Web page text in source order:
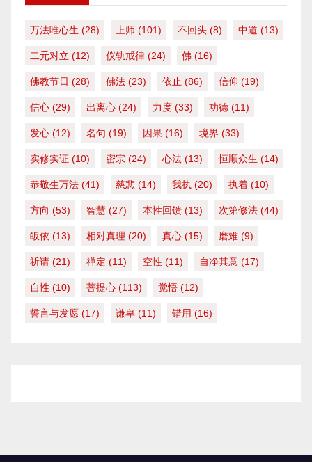
万法唯心生 (28) 上师 (101) 不回头 (8) 中道 (13)
二元对立 (12) 仪轨戒律 (24) 佛 (16)
佛教节日 (28) 佛法 (23) 依止 (86) 信仰 (19)
信心 (29) 出离心 (24) 力度 (33) 功德 (11)
发心 (12) 名句 (19) 因果 (16) 境界 (33)
实修实证 (10) 密宗 (24) 心法 (13) 恒顺众生 (14)
恭敬生万法 (41) 慈悲 (14) 我执 (20) 执着 (10)
方向 (53) 智慧 (27) 本性回馈 (13) 次第修法 (44)
皈依 (13) 相对真理 (20) 真心 (15) 磨难 (9)
祈请 (21) 禅定 (11) 空性 (11) 自净其意 (17)
自性 (10) 菩提心 (113) 觉悟 (12)
誓言与发愿 (17) 谦卑 (11) 错用 (16)